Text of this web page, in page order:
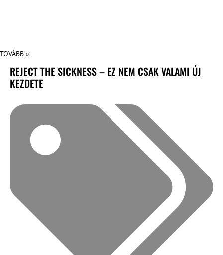
TOVÁBB »
REJECT THE SICKNESS – EZ NEM CSAK VALAMI ÚJ
KEZDETE